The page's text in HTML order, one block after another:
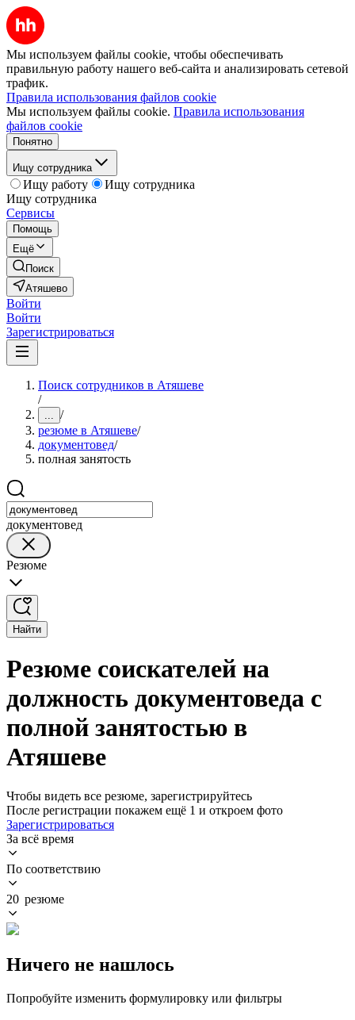
Мы используем файлы cookie, чтобы обеспечивать
правильную работу нашего веб-сайта и анализировать сетевой
трафик.
Правила использования файлов cookie
Мы используем файлы cookie. Правила использования
файлов cookie
Понятно
Ищу сотрудника
Ищу работу
Ищу сотрудника
Ищу сотрудника
Сервисы
Помощь
Ещё
Поиск
Атяшево
Войти
Войти
Зарегистрироваться
Поиск сотрудников в Атяшеве
/
... /
резюме в Атяшеве/
документовед/
полная занятость
документовед
Резюме
Найти
Резюме соискателей на
должность документоведа с
полной занятостью в
Атяшеве
Чтобы видеть все резюме, зарегистрируйтесь
После регистрации покажем ещё 1 и откроем фото
Зарегистрироваться
За всё время
По соответствию
20 резюме
Ничего не нашлось
Попробуйте изменить формулировку или фильтры